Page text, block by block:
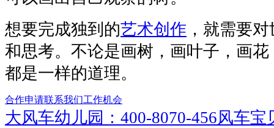
想要完成独到的艺术创作 ，就需要
和思考。不论是画树，画叶子，画
都是一样的道理。
合作申请联系我们工作机会
大风车幼儿园：400-8070-456风车宝